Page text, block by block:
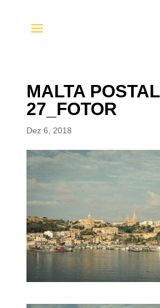
MALTA POSTAL
27_FOTOR
Dez 6, 2018